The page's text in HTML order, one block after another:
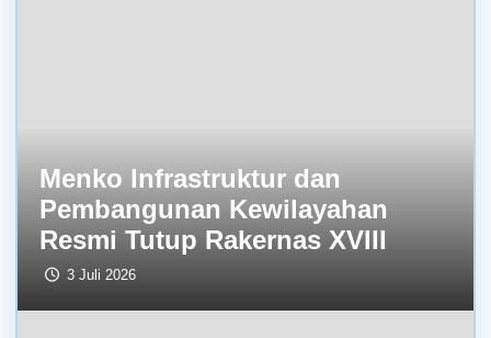
Menko Infrastruktur dan
Pembangunan Kewilayahan
Resmi Tutup Rakernas XVIII
3 Juli 2026